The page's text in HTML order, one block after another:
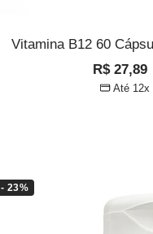
Vitamina B12 60
Preço
R$ 27,89
Até 12x
- 23%